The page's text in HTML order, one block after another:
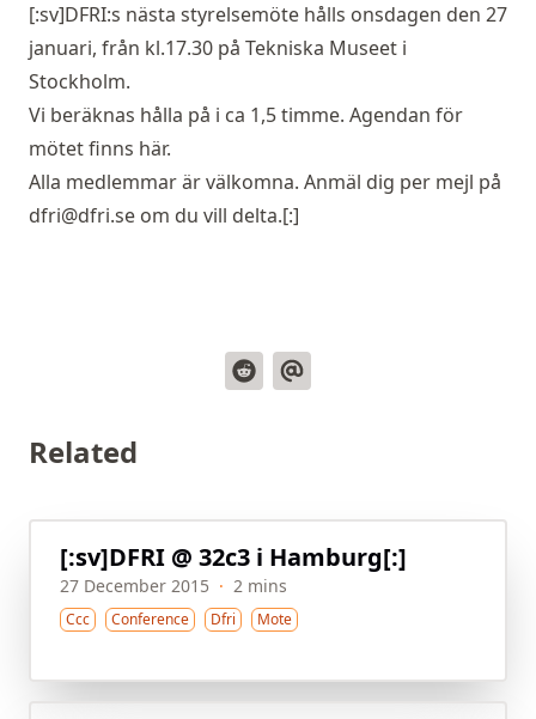
[:sv]DFRI:s nästa styrelsemöte hålls onsdagen den 27
januari, från kl.17.30 på Tekniska Museet i
Stockholm.
Vi beräknas hålla på i ca 1,5 timme. Agendan för
mötet finns här.
Alla medlemmar är välkomna. Anmäl dig per mejl på
dfri@dfri.se om du vill delta.[:]
Related
[:sv]DFRI @ 32c3 i Hamburg[:]
27 December 2015 · 2 mins
Ccc Conference Dfri Mote